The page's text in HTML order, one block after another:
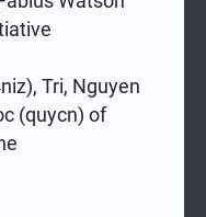
Tri, Nguyen
(quycn) of